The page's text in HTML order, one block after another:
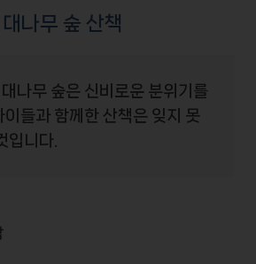
나무 숲 산책
나무 숲은 신비로운 분위기를
이들과 함께한 산책은 잊지 못
입니다.